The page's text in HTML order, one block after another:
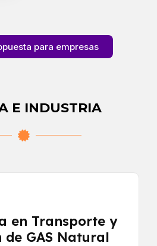
para empresas
E INDUSTRIA
en Transporte y
de GAS Natural